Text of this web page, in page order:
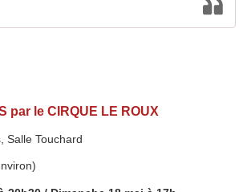
par le CIRQUE LE ROUX
Salle Touchard